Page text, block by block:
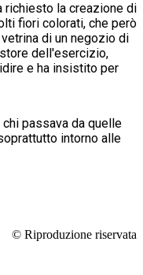
richiesto la creazione di
fiori colorati, che però
di un negozio di
dell'esercizio,
e ha insistito per
passava da quelle
intorno alle
© Riproduzione riservata